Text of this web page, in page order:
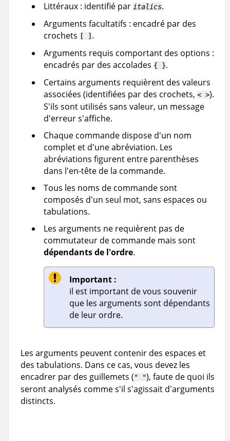
Littéraux : identifié par italics.
Arguments facultatifs : encadré par des
crochets [ ] .
Arguments requis comportant des options :
encadrés par des accolades { }.
Certains arguments requièrent des valeurs
associées (identifiées par des crochets, < >).
S'ils sont utilisés sans valeur, un message
d'erreur s'affiche.
Chaque commande dispose d'un nom
complet et d'une abréviation. Les
abréviations figurent entre parenthèses
dans l'en-tête de la commande.
Tous les noms de commande sont
composés d'un seul mot, sans espaces ou
tabulations.
Les arguments ne requièrent pas de
commutateur de commande mais sont
dépendants de l'ordre.
Important :
il est important de vous souvenir
que les arguments sont dépendants
de leur ordre.
Les arguments peuvent contenir des espaces et
des tabulations. Dans ce cas, vous devez les
encadrer par des guillemets (" "), faute de quoi ils
seront analysés comme s'il s'agissait d'arguments
distincts.